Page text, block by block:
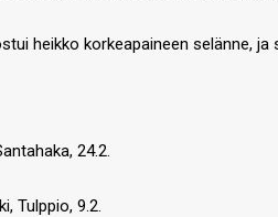
heikko korkeapaineen selänne,
24.2.
Tulppio, 9.2.